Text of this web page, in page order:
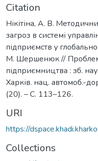
Citation
Нікітіна, А. В.
загроз в системі
підприємств у
М. Шершенюк //
підприємництва : зб.
Харків. нац. автомоб.-
(20). – С. 113–126.
URI
https://
Collections